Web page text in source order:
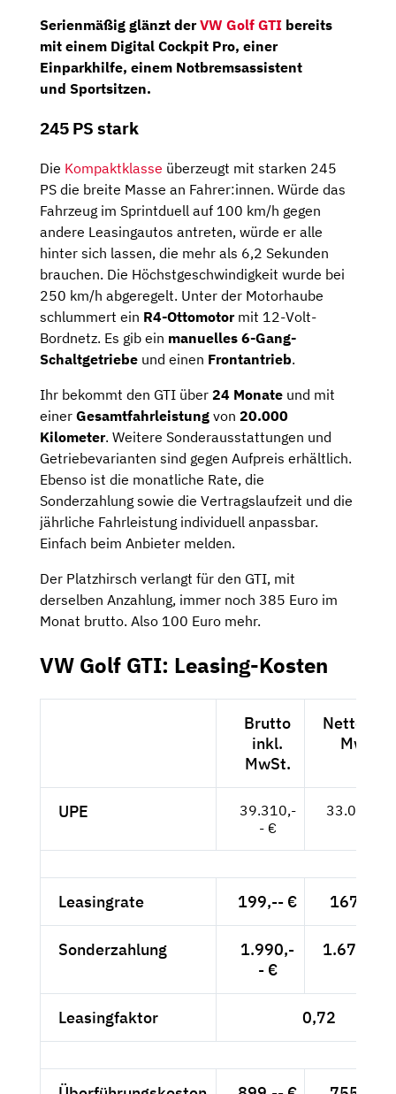
Serienmäßig glänzt derVW Golf GTI bereits
mit einem Digital Cockpit Pro, einer
Einparkhilfe, einem Notbremsassistent
und Sportsitzen.
245 PS stark
Die Kompaktklasse überzeugt mit starken 245
PS die breite Masse an Fahrer:innen. Würde das
Fahrzeug im Sprintduell auf 100 km/h gegen
andere Leasingautos antreten, würde er alle
hinter sich lassen, die mehr als 6,2 Sekunden
brauchen. Die Höchstgeschwindigkeit wurde bei
250 km/h abgeregelt. Unter der Motorhaube
schlummert ein R4-Ottomotormit 12-Volt-
Bordnetz. Es gib ein manuelles 6-Gang-
Schaltgetriebe und einen Frontantrieb.
Ihr bekommt den GTI über 24 Monate und mit
einer Gesamtfahrleistung von 20.000
Kilometer. Weitere Sonderausstattungen und
Getriebevarianten sind gegen Aufpreis erhältlich.
Ebenso ist die monatliche Rate, die
Sonderzahlung sowie die Vertragslaufzeit und die
jährliche Fahrleistung individuell anpassbar.
Einfach beim Anbieter melden.
Der Platzhirsch verlangt für den GTI, mit
derselben Anzahlung, immer noch 385 Euro im
Monat brutto. Also 100 Euro mehr.
VW Golf GTI: Leasing-Kosten
Brutto
inkl.
MwSt.
Netto
MwSt.
UPE
39.310,-
- €
33.034,--
Leasingrate 199,-- € 167,23 €
Sonderzahlung
1.990,-
- €
1.672,27
Leasingfaktor 0,72